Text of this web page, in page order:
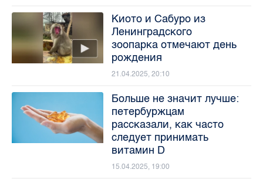
Киото и Сабуро из
Ленинградского
зоопарка отмечают день
рождения
21.04.2025, 20:10
Больше не значит лучше:
петербуржцам
рассказали, как часто
следует принимать
витамин D
15.04.2025, 19:00